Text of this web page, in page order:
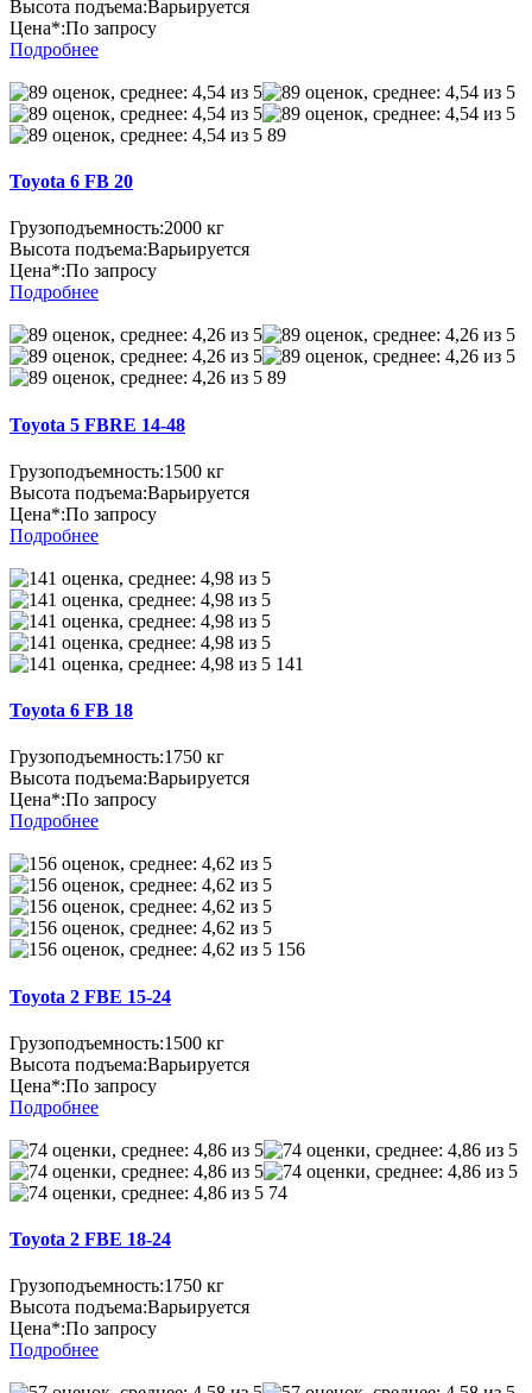
Высота подъема:Варьируется
Цена*:По запросу
Подробнее
89
Toyota 6 FB 20
Грузоподъемность:2000 кг
Высота подъема:Варьируется
Цена*:По запросу
Подробнее
89
Toyota 5 FBRE 14-48
Грузоподъемность:1500 кг
Высота подъема:Варьируется
Цена*:По запросу
Подробнее
141
Toyota 6 FB 18
Грузоподъемность:1750 кг
Высота подъема:Варьируется
Цена*:По запросу
Подробнее
156
Toyota 2 FBE 15-24
Грузоподъемность:1500 кг
Высота подъема:Варьируется
Цена*:По запросу
Подробнее
74
Toyota 2 FBE 18-24
Грузоподъемность:1750 кг
Высота подъема:Варьируется
Цена*:По запросу
Подробнее